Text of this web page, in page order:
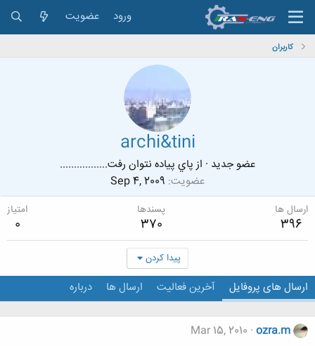
ورود عضویت
کاربران
archi&tini
عضو جدید · از پاي پياده نتوان رفت.................
عضویت Sep 4, 2009
ارسال ها
396
پسندها
370
امتیاز
0
پیدا کردن
ارسال های پروفایل آخرین فعالیت ارسال ها درباره
ozra.m
Mar 15, 2010